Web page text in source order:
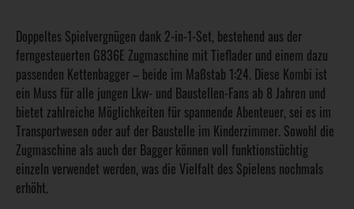
Doppeltes Spielvergnügen dank 2-in-1-Set, bestehend aus der
ferngesteuerten G836E Zugmaschine mit Tieflader und einem dazu
passenden Kettenbagger – beide im Maßstab 1:24. Diese Kombi ist
ein Muss für alle jungen Lkw- und Baustellen-Fans ab 8 Jahren und
bietet zahlreiche Möglichkeiten für spannende Abenteuer, sei es im
Transportwesen oder auf der Baustelle im Kinderzimmer. Sowohl die
Zugmaschine als auch der Bagger können voll funktionstüchtig
einzeln verwendet werden, was die Vielfalt des Spielens nochmals
erhöht.